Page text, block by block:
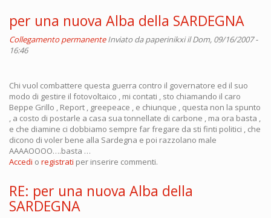
per una nuova Alba della SARDEGNA
Collegamento permanente Inviato dapaperinikxiil Dom, 09/16/2007 -
16:46
Chi vuol combattere questa guerra contro il governatore ed il suo
modo di gestire il fotovoltaico , mi contati , sto chiamando il caro
Beppe Grillo , Report , greepeace , e chiunque , questa non la spunto
, a costo di postarle a casa sua tonnellate di carbone , ma ora basta ,
e che diamine ci dobbiamo sempre far fregare da sti finti politici , che
dicono di voler bene alla Sardegna e poi razzolano male
AAAAOOOO….basta …
Accedi o registrati per inserire commenti.
RE: per una nuova Alba della
SARDEGNA